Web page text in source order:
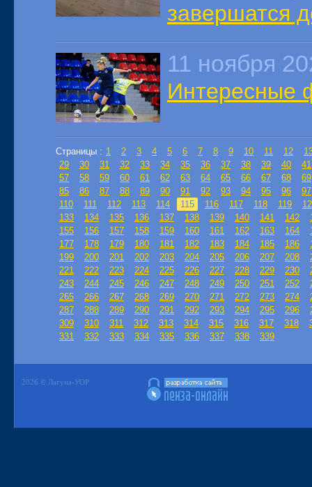
завершатся
11 ноября
Интересные
Страницы : 1 2 3 4 5 6 7 8 9 10 11 12
29
30 31 32 33 34 35 36 37 38 39 40
41
57
58 59 60 61 62 63 64 65 66 67 68
69
85
86 87 88 89 90 91 92 93 94 95 96
97
110
111 112 113 114 115 116 117 118 119
133
134 135 136 137 138 139 140 141 142
155
156 157 158 159 160 161 162 163 164
177
178 179 180 181 182 183 184 185 186
199
200 201 202 203 204 205 206 207 208
221
222 223 224 225 226 227 228 229 230
243
244 245 246 247 248 249 250 251 252
265
266 267 268 269 270 271 272 273 274
287
288 289 290 291 292 293 294 295 296
309
310 311 312 313 314 315 316 317 318
331
332 333 334 335 336 337 338 339
2026 © Лагуна-УОР